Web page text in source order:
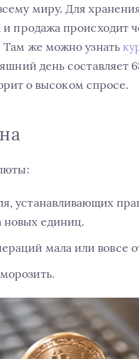
миру. Для
продажа происходит
же можно узнать
день составляет
о высоком спросе.
устанавливающих
новых единиц.
мала или вовсе